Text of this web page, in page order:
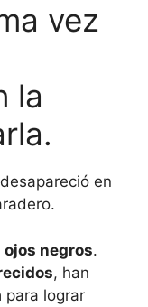
vez
la
en
ojos negros.
, han
para lograr